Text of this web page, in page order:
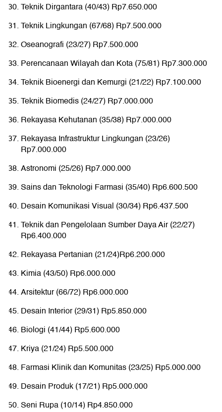
Teknik Dirgantara (40/43) Rp7.650.000
Teknik Lingkungan (67/68) Rp7.500.000
Oseanografi (23/27) Rp7.500.000
Perencanaan Wilayah dan Kota (75/81) Rp7.300.000
Teknik Bioenergi dan Kemurgi (21/22) Rp7.100.000
Teknik Biomedis (24/27) Rp7.000.000
Rekayasa Kehutanan (35/38) Rp7.000.000
Rekayasa Infrastruktur Lingkungan (23/26)
Rp7.000.000
Astronomi (25/26) Rp7.000.000
Sains dan Teknologi Farmasi (35/40) Rp6.600.500
Desain Komunikasi Visual (30/34) Rp6.437.500
Teknik dan Pengelolaan Sumber Daya Air (22/27)
Rp6.400.000
Rekayasa Pertanian (21/24)Rp6.200.000
Kimia (43/50) Rp6.000.000
Arsitektur (66/72) Rp6.000.000
Desain Interior (29/31) Rp5.850.000
Biologi (41/44) Rp5.600.000
Kriya (21/24) Rp5.500.000
Farmasi Klinik dan Komunitas (23/25) Rp5.000.000
Desain Produk (17/21) Rp5.000.000
Seni Rupa (10/14) Rp4.850.000